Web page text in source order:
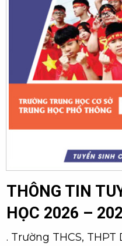
THÔNG TIN
HỌC 2026 –
. Trường THCS,